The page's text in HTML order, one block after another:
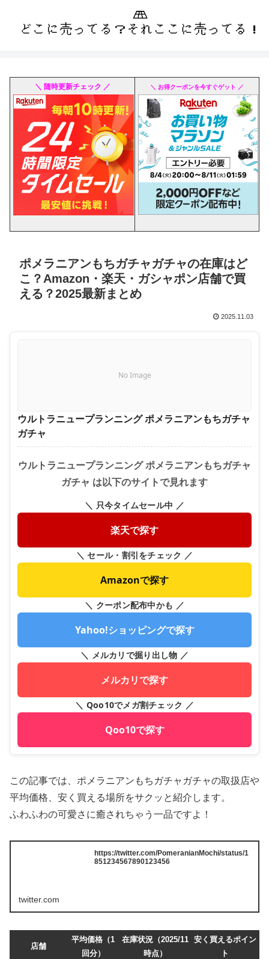
＼ 随時更新チェック ／ ＼ お得クーポンを今すぐゲット ／
ポメラニアンもちガチャガチャの在庫はど
こ？Amazon・楽天・ガシャポン店舗で買
える？2025最新まとめ
2025.11.03
No Image
ウルトラニュープランニング ポメラニアンもちガチャ
ガチャ
ウルトラニュープランニング ポメラニアンもちガチャ
ガチャ は以下のサイトで見れます
＼ 只今タイムセール中 ／
楽天で探す
＼ セール・割引をチェック ／
Amazonで探す
＼ クーポン配布中かも ／
Yahoo!ショッピングで探す
＼ メルカリで掘り出し物 ／
メルカリで探す
＼ Qoo10でメガ割チェック ／
Qoo10で探す
この記事では、ポメラニアンもちガチャガチャの取扱店や
平均価格、安く買える場所をサクッと紹介します。
ふわふわの可愛さに癒されちゃう一品ですよ！
https://twitter.com/PomeranianMochi/status/1
851234567890123456
twitter.com
店舗
平均価格（1
回分）
在庫状況（2025/11
時点）
安く買えるポイン
ト